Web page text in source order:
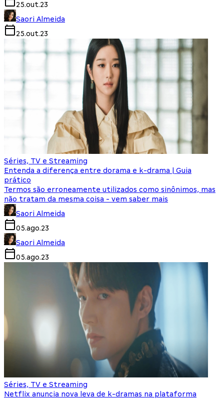
25.out.23
Saori Almeida
25.out.23
Séries, TV e Streaming
Entenda a diferença entre dorama e k-drama | Guia
prático
Termos são erroneamente utilizados como sinônimos, mas
não tratam da mesma coisa - vem saber mais
Saori Almeida
05.ago.23
Saori Almeida
05.ago.23
Séries, TV e Streaming
Netflix anuncia nova leva de k-dramas na plataforma